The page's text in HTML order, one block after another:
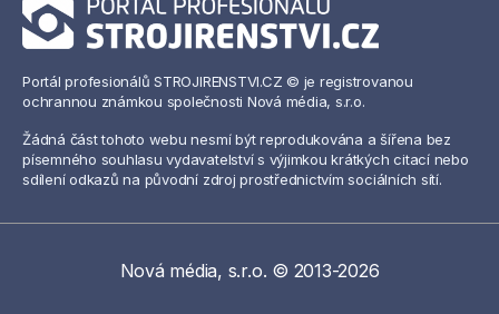
Portál profesionálů STROJIRENSTVI.CZ © je registrovanou
ochrannou známkou společnosti Nová média, s.r.o.
Žádná část tohoto webu nesmí být reprodukována a šířena bez
písemného souhlasu vydavatelství s výjimkou krátkých citací nebo
sdílení odkazů na původní zdroj prostřednictvím sociálních sítí.
Nová média, s.r.o. © 2013-2026